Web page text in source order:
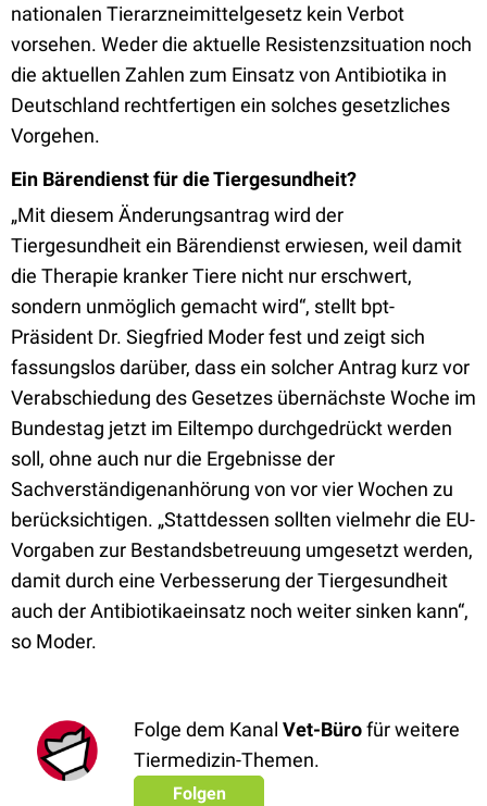
nationalen Tierarzneimittelgesetz kein Verbot
vorsehen. Weder die aktuelle Resistenzsituation noch
die aktuellen Zahlen zum Einsatz von Antibiotika in
Deutschland rechtfertigen ein solches gesetzliches
Vorgehen.
Ein Bärendienst für die Tiergesundheit?
„Mit diesem Änderungsantrag wird der
Tiergesundheit ein Bärendienst erwiesen, weil damit
die Therapie kranker Tiere nicht nur erschwert,
sondern unmöglich gemacht wird“, stellt bpt-
Präsident Dr. Siegfried Moder fest und zeigt sich
fassungslos darüber, dass ein solcher Antrag kurz vor
Verabschiedung des Gesetzes übernächste Woche im
Bundestag jetzt im Eiltempo durchgedrückt werden
soll, ohne auch nur die Ergebnisse der
Sachverständigenanhörung von vor vier Wochen zu
berücksichtigen. „Stattdessen sollten vielmehr die EU-
Vorgaben zur Bestandsbetreuung umgesetzt werden,
damit durch eine Verbesserung der Tiergesundheit
auch der Antibiotikaeinsatz noch weiter sinken kann“,
so Moder.
Folge dem Kanal Vet-Bürofür weitere
Tiermedizin-Themen.
Folgen